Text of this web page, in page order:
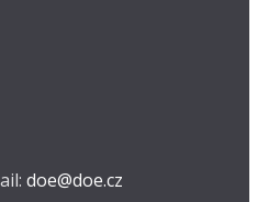
doe@doe.cz